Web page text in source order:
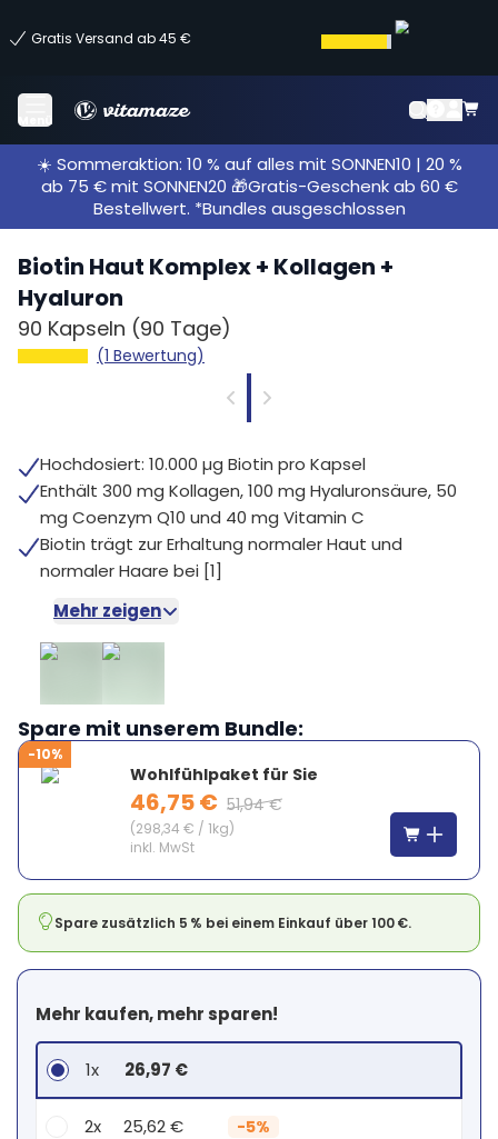
Gratis Versand ab 45 €
Menü
☀️ Sommeraktion: 10 % auf alles mit SONNEN10 | 20 %
ab 75 € mit SONNEN20 🎁Gratis-Geschenk ab 60 €
Bestellwert. *Bundles ausgeschlossen
Biotin Haut Komplex + Kollagen +
Hyaluron
90 Kapseln (90 Tage)
(1 Bewertung)
Hochdosiert: 10.000 µg Biotin pro Kapsel
Enthält 300 mg Kollagen, 100 mg Hyaluronsäure, 50
mg Coenzym Q10 und 40 mg Vitamin C
Biotin trägt zur Erhaltung normaler Haut und
normaler Haare bei [1]
Mehr zeigen
Spare mit unserem Bundle:
-10%
Wohlfühlpaket für Sie
46,75 € 51,94 €
(298,34 € / 1kg)
inkl. MwSt
Spare zusätzlich 5 % bei einem Einkauf über 100 €.
Mehr kaufen, mehr sparen!
1x 26,97 €
2x 25,62 € -5%